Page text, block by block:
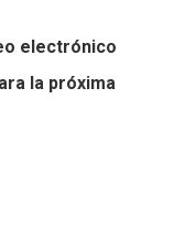
electrónico
la próxima